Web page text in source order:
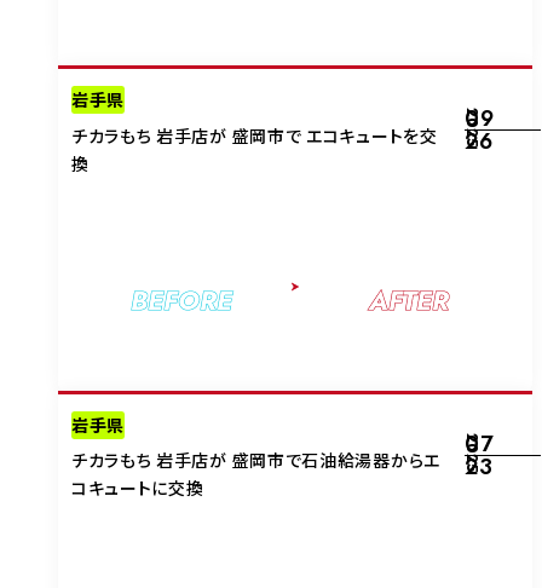
岩手県
チカラもち 岩手店が 盛岡市で エコキュートを交
換
2025
09
26
BEFORE AFTER
岩手県
チカラもち 岩手店が 盛岡市で石油給湯器からエ
コキュートに交換
2025
07
23